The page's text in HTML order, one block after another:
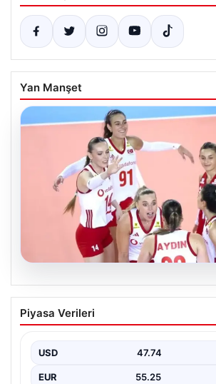
Yan Manşet
07.08.2026
Filenin Sultanları, Fransa’yı
Serisini Sürdürüyor
öncesinde yaptığı hazırlık maçlarında
performansla…
Piyasa Verileri
USD 47.74
EUR 55.25